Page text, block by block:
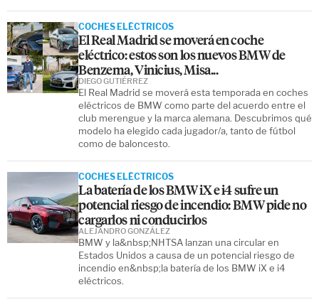
COCHES ELÉCTRICOS
El Real Madrid se moverá en coche
eléctrico: estos son los nuevos BMW de
Benzema, Vinicius, Misa...
El Real Madrid se moverá esta temporada en coches
eléctricos de BMW como parte del acuerdo entre el
club merengue y la marca alemana. Descubrimos qué
modelo ha elegido cada jugador/a, tanto de fútbol
como de baloncesto.
DIEGO GUTIÉRREZ
COCHES ELÉCTRICOS
La batería de los BMW iX e i4 sufre un
potencial riesgo de incendio: BMW pide no
cargarlos ni conducirlos
BMW y la&nbsp;NHTSA lanzan una circular en
Estados Unidos a causa de un potencial riesgo de
incendio en&nbsp;la batería de los BMW iX e i4
eléctricos.
ALEJANDRO GONZÁLEZ